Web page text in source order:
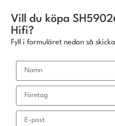
Vill du köpa
Hifi?
Fyll i formuläret nedan så